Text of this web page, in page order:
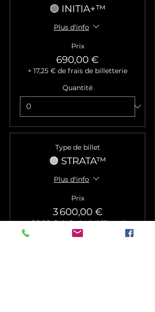
🟢 INITIA+™
Plus d'info
Prix
690,00 €
+ 17,25 € de frais de billetterie
Quantité
Type de billet
🟠 STRATA™
Plus d'info
Prix
3 600,00 €
+ 90,00 € de frais de billetterie
Quantité